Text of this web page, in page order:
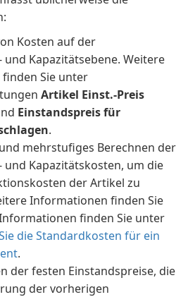
Kosten auf der
Kapazitätsebene. Weitere
Sie unter
Artikel Einst.-Preis
Einstandspreis für
.
mehrstufiges Berechnen der
und Kapazitätskosten, um die
der Artikel zu
Informationen finden Sie
finden Sie unter
die Standardkosten für ein
.
der festen Einstandspreise, die
der vorherigen